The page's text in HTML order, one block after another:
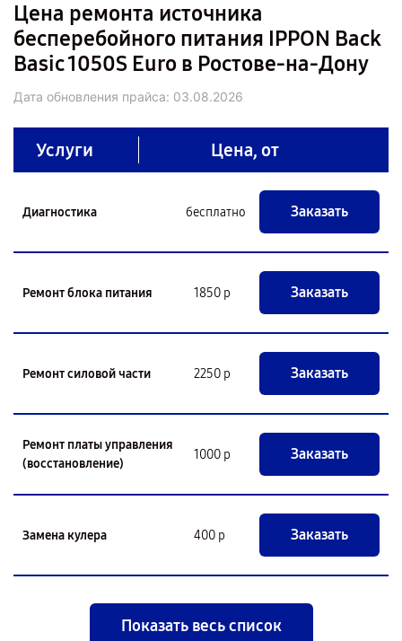
Цена ремонта источника
бесперебойного питания IPPON Back
Basic 1050S Euro в Ростове-на-Дону
Дата обновления прайса: 03.08.2026
Услуги Цена, от
Диагностика бесплатно Заказать
Ремонт блока питания 1850 р Заказать
Ремонт силовой части 2250 р Заказать
Ремонт платы управления
(восстановление)
1000 р Заказать
Замена кулера 400 р Заказать
Показать весь список